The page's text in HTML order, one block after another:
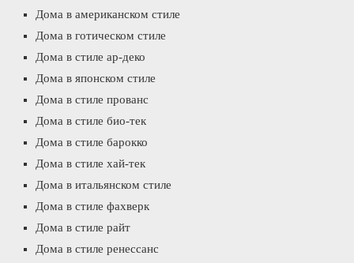
Дома в американском стиле
Дома в готическом стиле
Дома в стиле ар-деко
Дома в японском стиле
Дома в стиле прованс
Дома в стиле био-тек
Дома в стиле барокко
Дома в стиле хай-тек
Дома в итальянском стиле
Дома в стиле фахверк
Дома в стиле райт
Дома в стиле ренессанс